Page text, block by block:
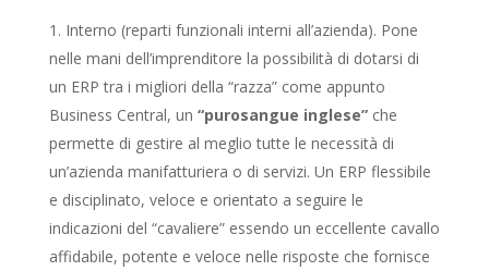
Interno (reparti funzionali interni all’azienda). Pone
nelle mani dell’imprenditore la possibilità di dotarsi di
un ERP tra i migliori della “razza” come appunto
Business Central, un “purosangue inglese”che
permette di gestire al meglio tutte le necessità di
un’azienda manifatturiera o di servizi. Un ERP flessibile
e disciplinato, veloce e orientato a seguire le
indicazioni del “cavaliere” essendo un eccellente cavallo
affidabile, potente e veloce nelle risposte che fornisce